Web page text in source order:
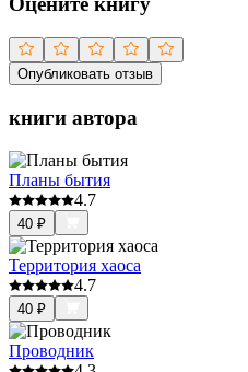
Опубликовать отзыв
книги автора
Планы бытия
4.7
40 ₽
Территория хаоса
4.7
40 ₽
Проводник